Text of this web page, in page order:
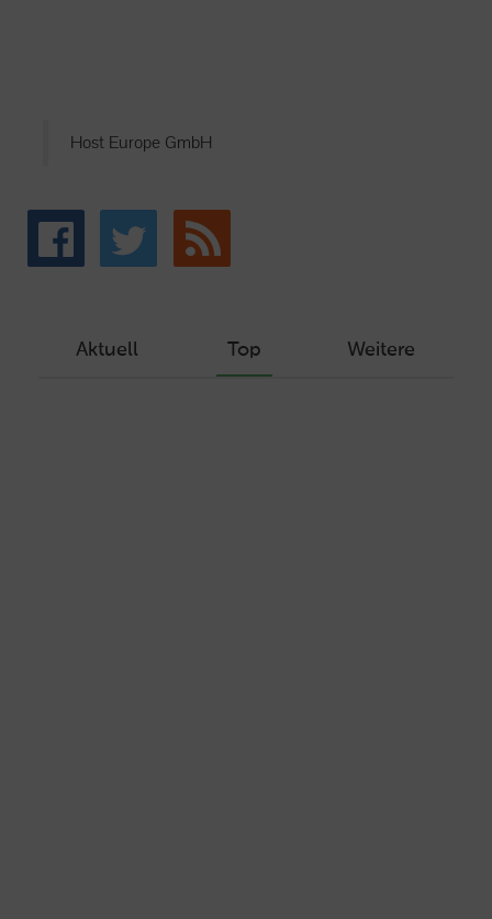
Host Europe GmbH
Aktuell Top Weitere